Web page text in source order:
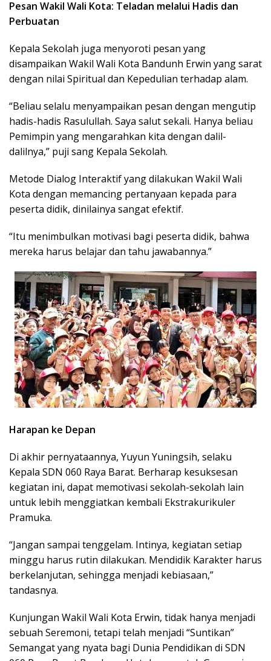
Pesan Wakil Wali Kota: Teladan melalui Hadis dan
Perbuatan
Kepala Sekolah juga menyoroti pesan yang
disampaikan Wakil Wali Kota Bandunh Erwin yang sarat
dengan nilai Spiritual dan Kepedulian terhadap alam.
“Beliau selalu menyampaikan pesan dengan mengutip
hadis-hadis Rasulullah. Saya salut sekali. Hanya beliau
Pemimpin yang mengarahkan kita dengan dalil-
dalilnya,” puji sang Kepala Sekolah.
Metode Dialog Interaktif yang dilakukan Wakil Wali
Kota dengan memancing pertanyaan kepada para
peserta didik, dinilainya sangat efektif.
“Itu menimbulkan motivasi bagi peserta didik, bahwa
mereka harus belajar dan tahu jawabannya.”
Harapan ke Depan
Di akhir pernyataannya, Yuyun Yuningsih, selaku
Kepala SDN 060 Raya Barat. Berharap kesuksesan
kegiatan ini, dapat memotivasi sekolah-sekolah lain
untuk lebih menggiatkan kembali Ekstrakurikuler
Pramuka.
“Jangan sampai tenggelam. Intinya, kegiatan setiap
minggu harus rutin dilakukan. Mendidik Karakter harus
berkelanjutan, sehingga menjadi kebiasaan,”
tandasnya.
Kunjungan Wakil Wali Kota Erwin, tidak hanya menjadi
sebuah Seremoni, tetapi telah menjadi “Suntikan”
Semangat yang nyata bagi Dunia Pendidikan di SDN